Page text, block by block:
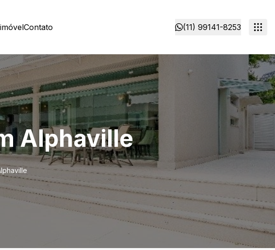
Contato (11) 99141-8253
Alphaville